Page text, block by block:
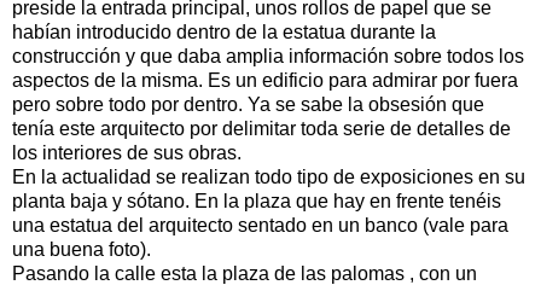
preside la entrada principal, unos rollos de papel que se
habían introducido dentro de la estatua durante la
construcción y que daba amplia información sobre todos los
aspectos de la misma. Es un edificio para admirar por fuera
pero sobre todo por dentro. Ya se sabe la obsesión que
tenía este arquitecto por delimitar toda serie de detalles de
los interiores de sus obras.
En la actualidad se realizan todo tipo de exposiciones en su
planta baja y sótano. En la plaza que hay en frente tenéis
una estatua del arquitecto sentado en un banco (vale para
una buena foto).
Pasando la calle esta la plaza de las palomas , con un